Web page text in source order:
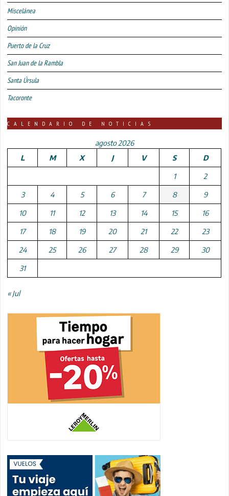
Miscelánea
Opinión
Puerto de la Cruz
San Juan de la Rambla
Santa Úrsula
Tacoronte
CALENDARIO DE NOTICIAS
agosto 2026
L
M X J V S D
1 2
3 4 5 6 7 8 9
10 11 12 13 14 15 16
17 18 19 20 21 22 23
24 25 26 27 28 29 30
31
« Jul